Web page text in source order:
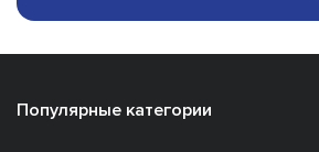
Популярные категории